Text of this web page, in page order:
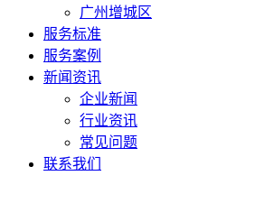
广州增城区
服务标准
服务案例
新闻资讯
企业新闻
行业资讯
常见问题
联系我们